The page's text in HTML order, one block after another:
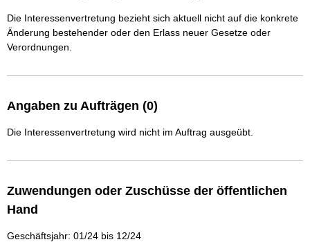
Die Interessenvertretung bezieht sich aktuell nicht auf die konkrete
Änderung bestehender oder den Erlass neuer Gesetze oder
Verordnungen.
Angaben zu Aufträgen (0)
Die Interessenvertretung wird nicht im Auftrag ausgeübt.
Zuwendungen oder Zuschüsse der öffentlichen
Hand
Geschäftsjahr: 01/24 bis 12/24